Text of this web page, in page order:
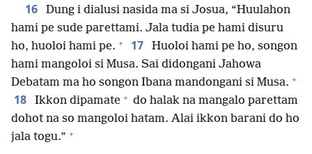
16
Dung i dialusi nasida ma si Josua, “Huulahon
hami pe sude parettami. Jala tudia pe hami disuru
ho, huoloi hami pe. + 17
Huoloi hami pe ho, songon
hami mangoloi si Musa. Sai didongani Jahowa
Debatam ma ho songon Ibana mandongani si Musa. +
18 Ikkon dipamate + do halak na mangalo parettam
dohot na so mangoloi hatam. Alai ikkon barani do ho
jala togu.” +